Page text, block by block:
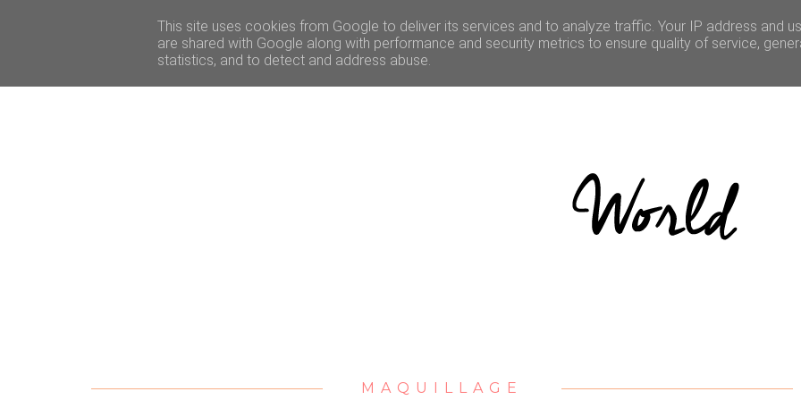
BEAUTÉ VOYAGE LIFESTYLE CULTURE BONNES ADRESSES CONCOURS
MAQUILLAGE
This site uses cookies from Google to deliver its services and to analyze traffic. Your IP address and
are shared with Google along with performance and security metrics to ensure quality of service,
statistics, and to detect and address abuse.